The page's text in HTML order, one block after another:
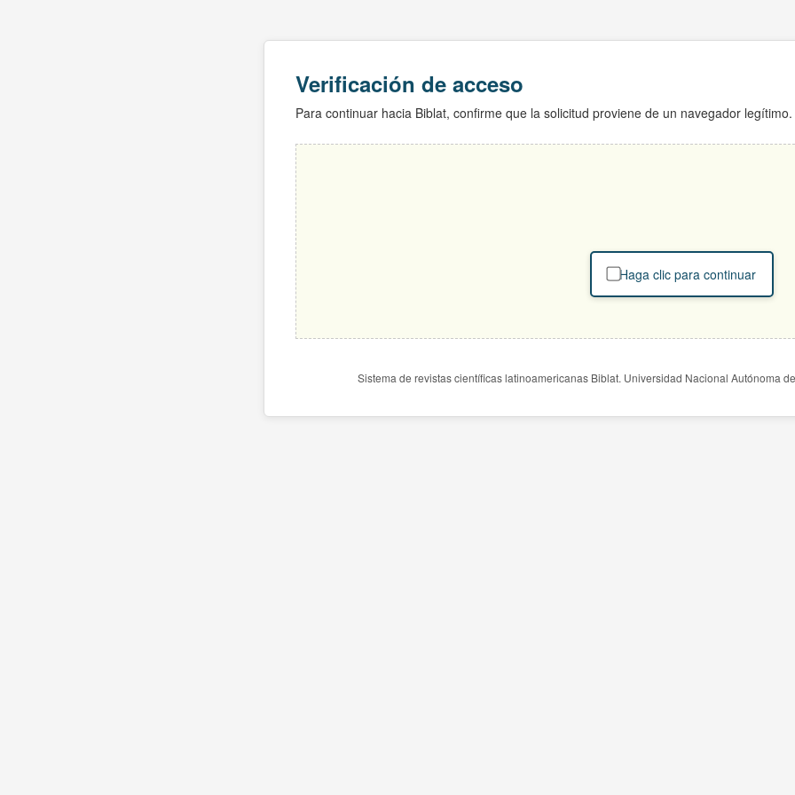
Verificación de acceso
Para continuar hacia Biblat, confirme que la solicitud proviene de un navegador legítimo.
Haga clic para continuar
Sistema de revistas científicas latinoamericanas Biblat. Universidad Nacional Autónoma